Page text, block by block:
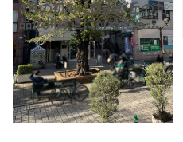
4月の初めに自由が丘の九
品仏川緑道に行ったらも
う桜は葉桜でした。今年
は暖冬のせいか、開花も
満開の時期も通年より早
かったようです。お花見
もよいですが、九品仏川
緑道